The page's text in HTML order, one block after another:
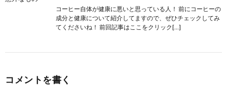
コーヒー自体が健康に悪いと思っている人！ 前にコーヒーの
成分と健康について紹介してますので、ぜひチェックしてみ
てくださいね！ 前回記事はここをクリック[…]
コメントを書く